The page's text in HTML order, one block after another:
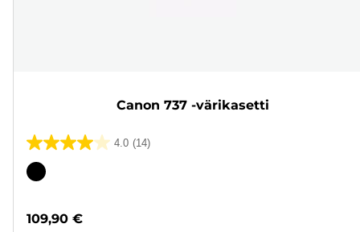
Canon 737 -värikasetti
4.0 (14)
4.0/5
tähteä.
Värikasetti
109,90 €